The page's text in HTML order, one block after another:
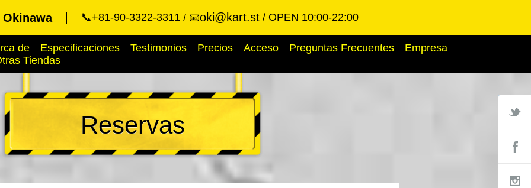
📞+81-90-3322-3311 📧oki@kart.st OPEN 10:00-22:00
de Especificaciones Testimonios Precios Acceso Preguntas Frecuentes
Empresa
Tiendas
Reservas